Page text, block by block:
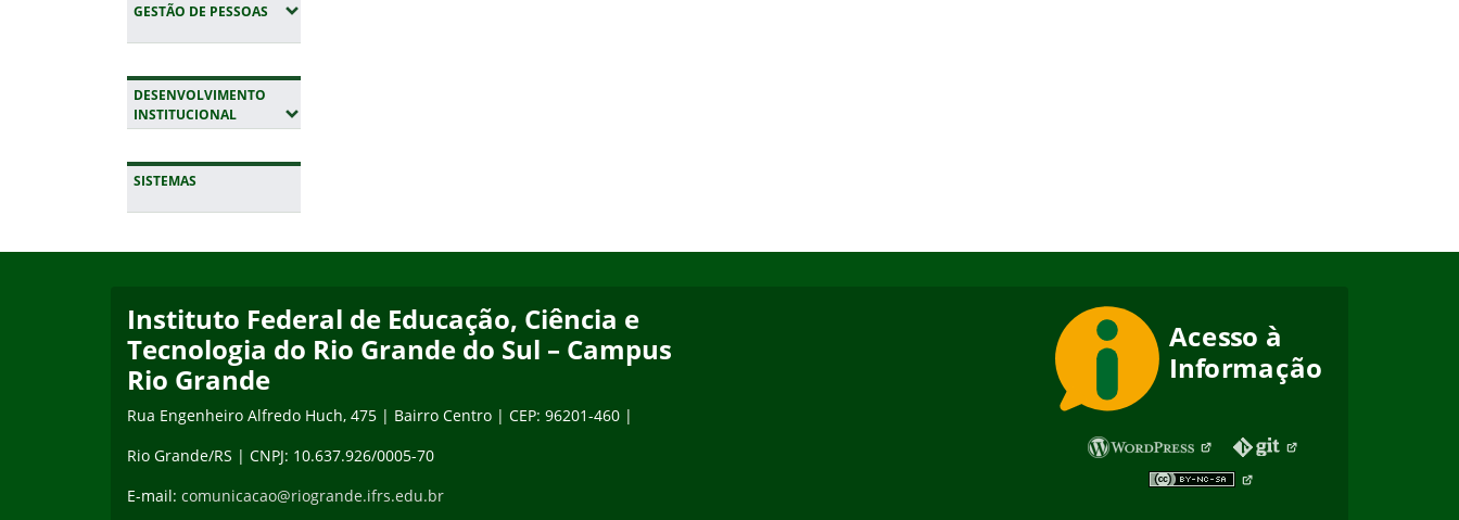
GESTÃO DE PESSOAS (EXPANDIR SUBMENUS)
DESENVOLVIMENTO
INSTITUCIONAL(EXPANDIR SUBMENUS)
SISTEMAS
Instituto Federal de Educação, Ciência e
Tecnologia do Rio Grande do Sul – Campus
Rio Grande
Rua Engenheiro Alfredo Huch, 475 | Bairro Centro | CEP: 96201-460 |
Rio Grande/RS | CNPJ: 10.637.926/0005-70
E-mail: comunicacao@riogrande.ifrs.edu.br